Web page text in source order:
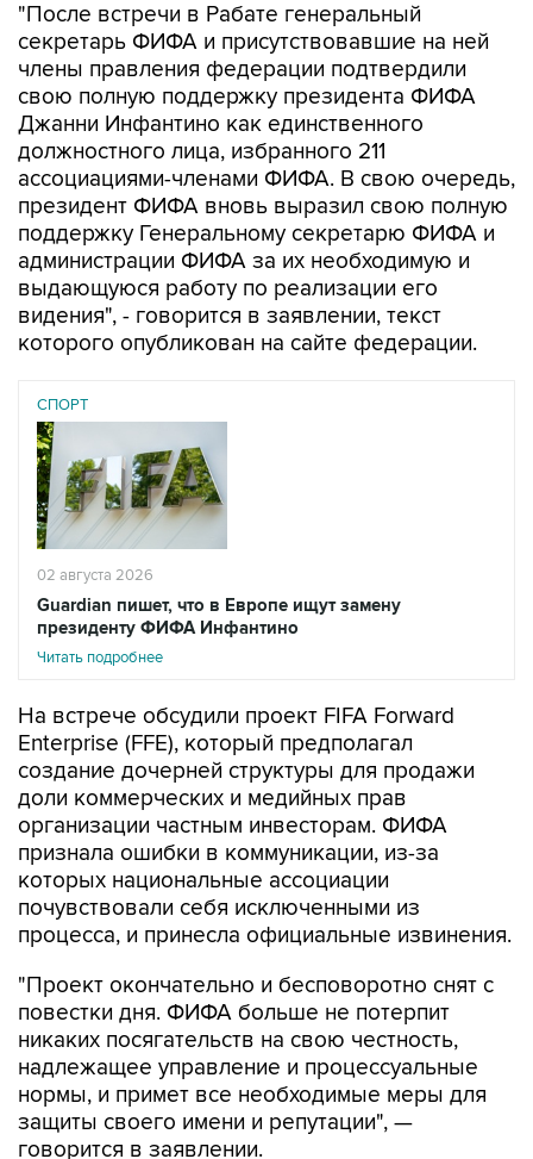
"После встречи в Рабате генеральный
секретарь ФИФА и присутствовавшие на ней
члены правления федерации подтвердили
свою полную поддержку президента ФИФА
Джанни Инфантино как единственного
должностного лица, избранного 211
ассоциациями-членами ФИФА. В свою очередь,
президент ФИФА вновь выразил свою полную
поддержку Генеральному секретарю ФИФА и
администрации ФИФА за их необходимую и
выдающуюся работу по реализации его
видения", - говорится в заявлении, текст
которого опубликован на сайте федерации.
СПОРТ
02 августа 2026
Guardian пишет, что в Европе ищут замену
президенту ФИФА Инфантино
Читать подробнее
На встрече обсудили проект FIFA Forward
Enterprise (FFE), который предполагал
создание дочерней структуры для продажи
доли коммерческих и медийных прав
организации частным инвесторам. ФИФА
признала ошибки в коммуникации, из-за
которых национальные ассоциации
почувствовали себя исключенными из
процесса, и принесла официальные извинения.
"Проект окончательно и бесповоротно снят с
повестки дня. ФИФА больше не потерпит
никаких посягательств на свою честность,
надлежащее управление и процессуальные
нормы, и примет все необходимые меры для
защиты своего имени и репутации", —
говорится в заявлении.